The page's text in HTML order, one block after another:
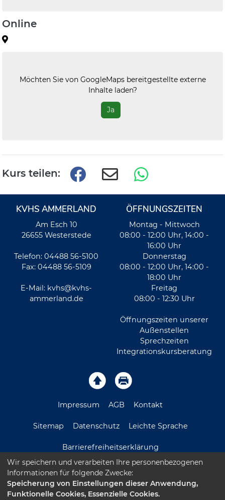
Online
Möchten Sie von GoogleMapsbereitgestellte externe
Inhalte laden?
Ja
Kurs teilen:
KVHS AMMERLAND
Am Esch 10
26655 Westerstede
Telefon: 04488 56-5100
Fax: 04488 56-5109
E-Mail: kvhs@kvhs-
ammerland.de
ÖFFNUNGSZEITEN
Montag - Mittwoch
08:00 - 12:00 Uhr, 14:00 -
16:00 Uhr
Donnerstag
08:00 - 12:00 Uhr, 14:00 -
18:00 Uhr
Freitag
08:00 - 12:30 Uhr
Öffnungszeiten unserer
Außenstellen
Sprechzeiten
Integrationskursberatung
Impressum AGB Kontakt
Sitemap Datenschutz Leichte Sprache
Barrierefreiheitserklärung
Wir speichern und verarbeiten Ihre personenbezogenen
Informationen für folgende Zwecke:
Speicherung von Einstellungen dieser Anwendung,
Funktionelle Cookies, Essenzielle Cookies.